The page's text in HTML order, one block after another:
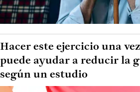
Hacer este ejercicio una
puede ayudar a reducir la
según un estudio